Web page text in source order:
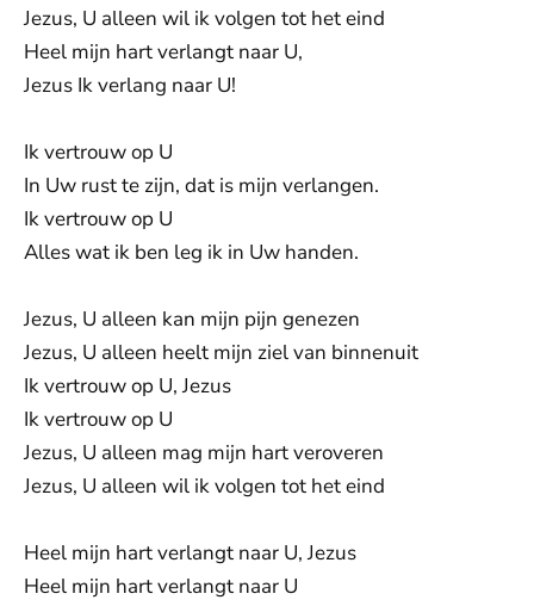
Jezus, U alleen wil ik volgen tot het eind
Heel mijn hart verlangt naar U,
Jezus Ik verlang naar U!
Ik vertrouw op U
In Uw rust te zijn, dat is mijn verlangen.
Ik vertrouw op U
Alles wat ik ben leg ik in Uw handen.
Jezus, U alleen kan mijn pijn genezen
Jezus, U alleen heelt mijn ziel van binnenuit
Ik vertrouw op U, Jezus
Ik vertrouw op U
Jezus, U alleen mag mijn hart veroveren
Jezus, U alleen wil ik volgen tot het eind
Heel mijn hart verlangt naar U, Jezus
Heel mijn hart verlangt naar U